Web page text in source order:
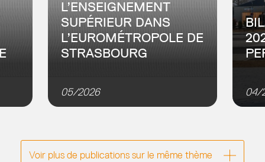
L’ENSEIGNEMENT
SUPÉRIEUR DANS
L’EUROMÉTROPOLE DE
STRASBOURG
05/2026 04/
Voir plus de publications sur le même thème